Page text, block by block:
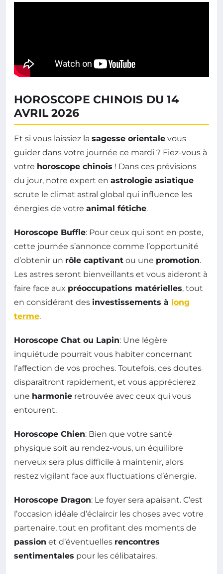
HOROSCOPE CHINOIS DU 14
AVRIL 2026
Et si vous laissiez la sagesse orientale vous
guider dans votre journée ce mardi ? Fiez-vous à
votre horoscope chinois ! Dans ces prévisions
du jour, notre expert en astrologie asiatique
scrute le climat astral global qui influence les
énergies de votre animal fétiche.
Horoscope Buffle: Pour ceux qui sont en poste,
cette journée s’annonce comme l’opportunité
d’obtenir un rôle captivant ou une promotion.
Les astres seront bienveillants et vous aideront à
faire face aux préoccupations matérielles, tout
en considérant des investissements à long
terme.
Horoscope Chat ou Lapin: Une légère
inquiétude pourrait vous habiter concernant
l’affection de vos proches. Toutefois, ces doutes
disparaîtront rapidement, et vous apprécierez
une harmonie retrouvée avec ceux qui vous
entourent.
Horoscope Chien: Bien que votre santé
physique soit au rendez-vous, un équilibre
nerveux sera plus difficile à maintenir, alors
restez vigilant face aux fluctuations d’énergie.
Horoscope Dragon: Le foyer sera apaisant. C’est
l’occasion idéale d’éclaircir les choses avec votre
partenaire, tout en profitant des moments de
passion et d’éventuelles rencontres
sentimentales pour les célibataires.